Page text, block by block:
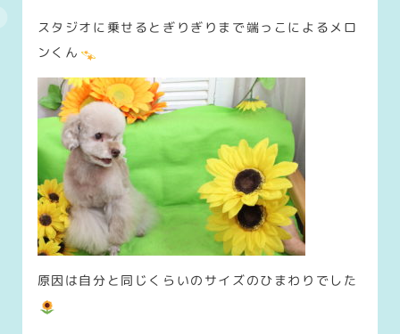
スタジオに乗せるとぎりぎりまで端っこによるメロ
ンくん
原因は自分と同じくらいのサイズのひまわりでした